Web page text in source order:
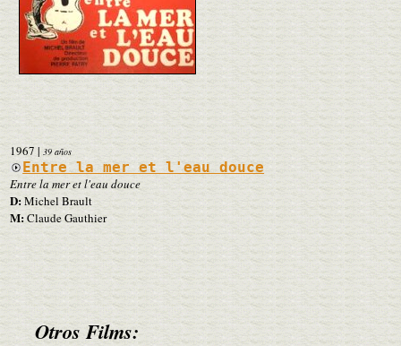
1967 | 39 años
Entre la mer et l'eau douce
Entre la mer et l'eau douce
D:Michel Brault
M:Claude Gauthier
Otros Films: